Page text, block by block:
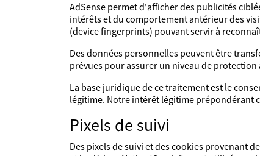
AdSense permet d'afficher des publicités
intérêts et du comportement antérieur des
(device fingerprints) pouvant servir à
Des données personnelles peuvent être
prévues pour assurer un niveau de
La base juridique de ce traitement est le
légitime. Notre intérêt légitime prépondérant
Pixels de suivi
Des pixels de suivi et des cookies provenant